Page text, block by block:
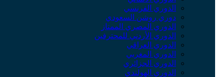
الدوري الفرنسي
دوري روشن السعودي
الدوري المصري الممتاز
الدوري الأردني للمحترفين
الدوري العراقي
الدوري المغربي
الدوري الجزائري
الدوري الهولندي